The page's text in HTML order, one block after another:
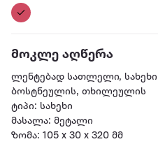
მოკლე აღწერა
ლენტებად სათლელი,
ტიპი: სახეხი
მასალა: მეტალი
ზომა: 105 x 30 x 320 მმ